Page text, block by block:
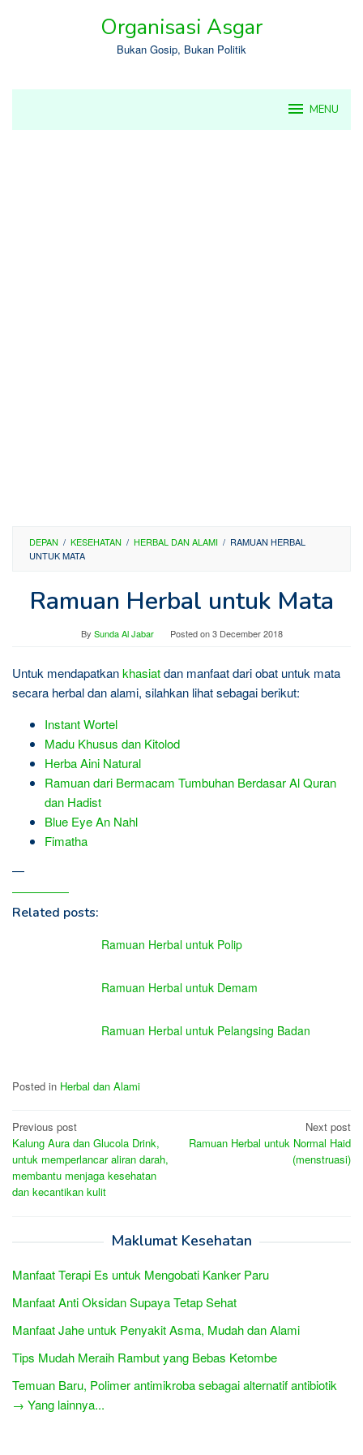
Organisasi Asgar
Bukan Gosip, Bukan Politik
MENU
DEPAN / KESEHATAN / HERBAL DAN ALAMI / RAMUAN HERBAL
UNTUK MATA
Ramuan Herbal untuk Mata
By Sunda Al Jabar Posted on3 December 2018
Untuk mendapatkankhasiatdan manfaat dari obat untuk mata
secara herbal dan alami, silahkan lihat sebagai berikut:
Instant Wortel
Madu Khusus dan Kitolod
Herba Aini Natural
Ramuan dari Bermacam Tumbuhan Berdasar Al Quran
dan Hadist
Blue Eye An Nahl
Fimatha
—
Related posts:
Ramuan Herbal untuk Polip
Ramuan Herbal untuk Demam
Ramuan Herbal untuk Pelangsing Badan
Posted in Herbal dan Alami
Post
navigation
Previous post
Kalung Aura dan Glucola Drink,
untuk memperlancar aliran darah,
membantu menjaga kesehatan
dan kecantikan kulit
Next post
Ramuan Herbal untuk Normal Haid
(menstruasi)
Maklumat Kesehatan
Manfaat Terapi Es untuk Mengobati Kanker Paru
Manfaat Anti Oksidan Supaya Tetap Sehat
Manfaat Jahe untuk Penyakit Asma, Mudah dan Alami
Tips Mudah Meraih Rambut yang Bebas Ketombe
Temuan Baru, Polimer antimikroba sebagai alternatif antibiotik
→ Yang lainnya...